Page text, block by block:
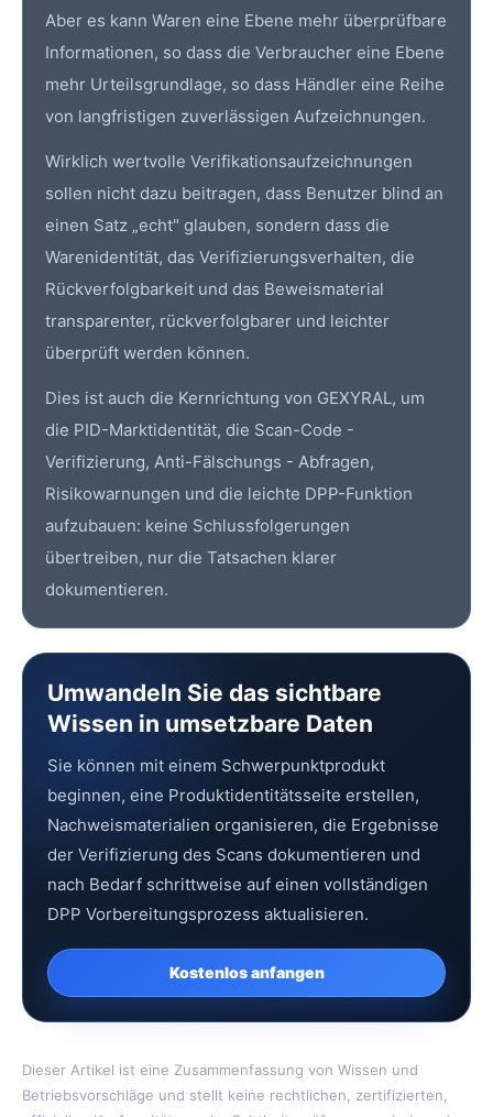
Aber es kann Waren eine Ebene mehr überprüfbare
Informationen, so dass die Verbraucher eine Ebene
mehr Urteilsgrundlage, so dass Händler eine Reihe
von langfristigen zuverlässigen Aufzeichnungen.
Wirklich wertvolle Verifikationsaufzeichnungen
sollen nicht dazu beitragen, dass Benutzer blind an
einen Satz „echt" glauben, sondern dass die
Warenidentität, das Verifizierungsverhalten, die
Rückverfolgbarkeit und das Beweismaterial
transparenter, rückverfolgbarer und leichter
überprüft werden können.
Dies ist auch die Kernrichtung von GEXYRAL, um
die PID-Marktidentität, die Scan-Code -
Verifizierung, Anti-Fälschungs - Abfragen,
Risikowarnungen und die leichte DPP-Funktion
aufzubauen: keine Schlussfolgerungen
übertreiben, nur die Tatsachen klarer
dokumentieren.
Umwandeln Sie das sichtbare
Wissen in umsetzbare Daten
Sie können mit einem Schwerpunktprodukt
beginnen, eine Produktidentitätsseite erstellen,
Nachweismaterialien organisieren, die Ergebnisse
der Verifizierung des Scans dokumentieren und
nach Bedarf schrittweise auf einen vollständigen
DPP Vorbereitungsprozess aktualisieren.
Kostenlos anfangen
Dieser Artikel ist eine Zusammenfassung von Wissen und
Betriebsvorschläge und stellt keine rechtlichen, zertifizierten,